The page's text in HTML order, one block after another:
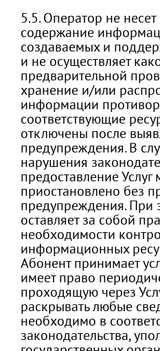
5.5. Оператор не несет
содержание
создаваемых и
и не осуществляет
предварительной
хранение и/или
информации
соответствующие
отключены после
предупреждения. В
нарушения
предоставление Услуг
приостановлено без
предупреждения. При
оставляет за собой
необходимости
информационных
Абонент принимает
имеет право
проходящую через
раскрывать любые
необходимо в
законодательства,